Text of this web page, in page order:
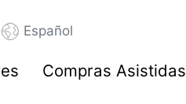
Español
Compras Asistidas